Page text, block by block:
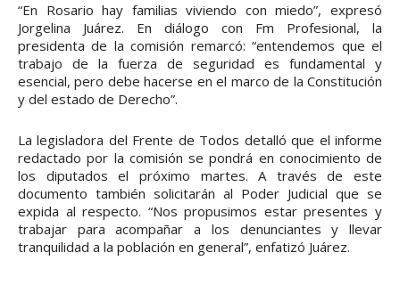
“En Rosario hay familias viviendo con miedo”, expresó
Jorgelina Juárez. En diálogo con Fm Profesional, la
presidenta de la comisión remarcó: “entendemos que el
trabajo de la fuerza de seguridad es fundamental y
esencial, pero debe hacerse en el marco de la Constitución
y del estado de Derecho”.
La legisladora del Frente de Todos detalló que el informe
redactado por la comisión se pondrá en conocimiento de
los diputados el próximo martes. A través de este
documento también solicitarán al Poder Judicial que se
expida al respecto. “Nos propusimos estar presentes y
trabajar para acompañar a los denunciantes y llevar
tranquilidad a la población en general”, enfatizó Juárez.